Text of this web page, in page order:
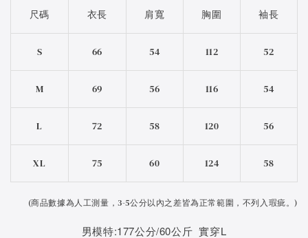
尺碼 衣長 肩寬 胸圍 袖長
S 66 54 112 52
M 69 56 116 54
L 72 58 120 56
XL 75 60 124 58
(商品數據為人工測量，3-5公分以內之差皆為正常範圍，不列入瑕疵。)
男模特:177公分/60公斤 實穿L